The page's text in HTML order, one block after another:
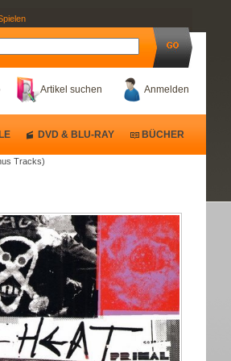
Anmelden
Artikel suchen
Tracks)
DVD & BLU-RAY BÜCHER